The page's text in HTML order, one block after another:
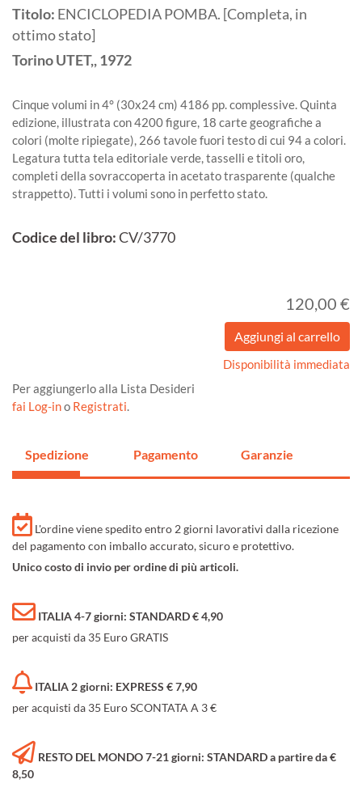
Titolo: ENCICLOPEDIA POMBA. [Completa, in
ottimo stato]
TorinoUTET,,1972
Cinque volumi in 4° (30x24 cm) 4186 pp. complessive. Quinta
edizione, illustrata con 4200 figure, 18 carte geografiche a
colori (molte ripiegate), 266 tavole fuori testo di cui 94 a colori.
Legatura tutta tela editoriale verde, tasselli e titoli oro,
completi della sovraccoperta in acetato trasparente (qualche
strappetto). Tutti i volumi sono in perfetto stato.
Codice del libro:CV/3770
120,00 €
Disponibilità immediata
Per aggiungerlo alla Lista Desideri
fai Log-ino Registrati.
Spedizione Pagamento Garanzie
L'ordine viene spedito entro 2 giorni lavorativi dalla ricezione
del pagamento con imballo accurato, sicuro e protettivo.
Unico costo di invio per ordine di più articoli.
ITALIA 4-7 giorni: STANDARD € 4,90
per acquisti da 35 Euro GRATIS
ITALIA 2 giorni: EXPRESS € 7,90
per acquisti da 35 Euro SCONTATA A 3 €
RESTO DEL MONDO 7-21 giorni: STANDARD a partire da €
8,50